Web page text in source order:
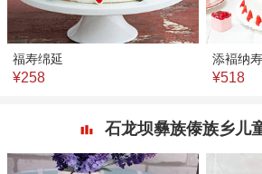
福寿绵延
¥258
添褔纳寿
¥518
石龙坝彝族傣族乡儿